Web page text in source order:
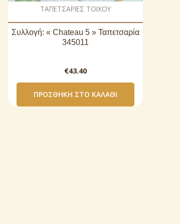
ΤΑΠΕΤΣΑΡΙΕΣ ΤΟΙΧΟΥ
Συλλογή: « Chateau 5 » Ταπετσαρία
345011
€43.40
ΠΡΟΣΘΉΚΗ ΣΤΟ ΚΑΛΆΘΙ